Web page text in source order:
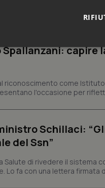
capire
riconoscimento come
l'occasione per
Schillaci:
del Ssn”
di rivedere il sistema
Lo fa con una lettera firmata
Statistici
fruibile il sito web abilitandone
non è in grado di funzionare
/Dominio Scadenza